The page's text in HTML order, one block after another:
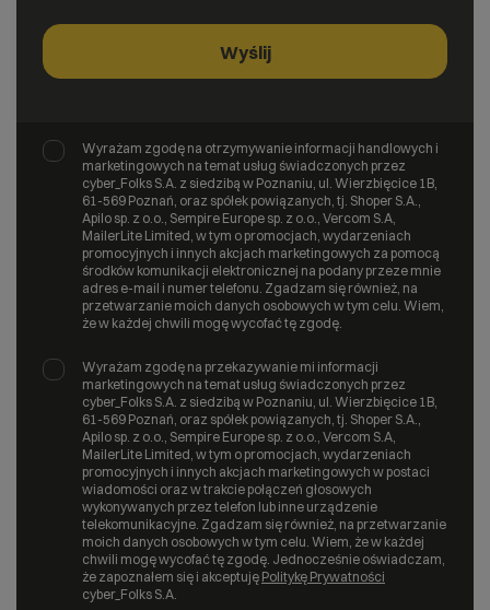
Wyrażam zgodę na otrzymywanie informacji handlowych i
marketingowych na temat usług świadczonych przez
cyber_Folks S.A. z siedzibą w Poznaniu, ul. Wierzbięcice 1B,
61-569 Poznań, oraz spółek powiązanych, tj. Shoper S.A.,
Apilo sp. z o.o., Sempire Europe sp. z o.o., Vercom S.A,
MailerLite Limited, w tym o promocjach, wydarzeniach
promocyjnych i innych akcjach marketingowych za pomocą
środków komunikacji elektronicznej na podany przeze mnie
adres e-mail i numer telefonu. Zgadzam się również, na
przetwarzanie moich danych osobowych w tym celu. Wiem,
że w każdej chwili mogę wycofać tę zgodę.
Wyrażam zgodę na przekazywanie mi informacji
marketingowych na temat usług świadczonych przez
cyber_Folks S.A. z siedzibą w Poznaniu, ul. Wierzbięcice 1B,
61-569 Poznań, oraz spółek powiązanych, tj. Shoper S.A.,
Apilo sp. z o.o., Sempire Europe sp. z o.o., Vercom S.A,
MailerLite Limited, w tym o promocjach, wydarzeniach
promocyjnych i innych akcjach marketingowych w postaci
wiadomości oraz w trakcie połączeń głosowych
wykonywanych przez telefon lub inne urządzenie
telekomunikacyjne. Zgadzam się również, na przetwarzanie
moich danych osobowych w tym celu. Wiem, że w każdej
chwili mogę wycofać tę zgodę. Jednocześnie oświadczam,
że zapoznałem się i akceptuję Politykę Prywatności
cyber_Folks S.A.